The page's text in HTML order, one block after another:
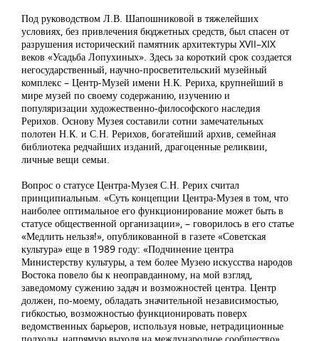
Под руководством Л.В. Шапошниковой в тяжелейших
условиях, без привлечения бюджетных средств, был спасен от
разрушения исторический памятник архитектуры XVII–XIX
веков «Усадьба Лопухиных». Здесь за короткий срок создается
негосударственный, научно-просветительский музейный
комплекс – Центр-Музей имени Н.К. Рериха, крупнейший в
мире музей по своему содержанию, изучению и
популяризации художественно-философского наследия
Рерихов. Основу Музея составили сотни замечательных
полотен Н.К. и С.Н. Рерихов, богатейший архив, семейная
библиотека редчайших изданий, драгоценные реликвии,
личные вещи семьи.
Вопрос о статусе Центра-Музея С.Н. Рерих считал
принципиальным. «Суть концепции Центра-Музея в том, что
наиболее оптимальное его функционирование может быть в
статусе общественной организации», – говорилось в его статье
«Медлить нельзя!», опубликованной в газете «Советская
культура» еще в 1989 году: «Подчинение центра
Министерству культуры, а тем более Музею искусства народов
Востока повело бы к неоправданному, на мой взгляд,
заведомому сужению задач и возможностей центра. Центр
должен, по-моему, обладать значительной независимостью,
гибкостью, возможностью функционировать поверх
ведомственных барьеров, используя новые, нетрадиционные